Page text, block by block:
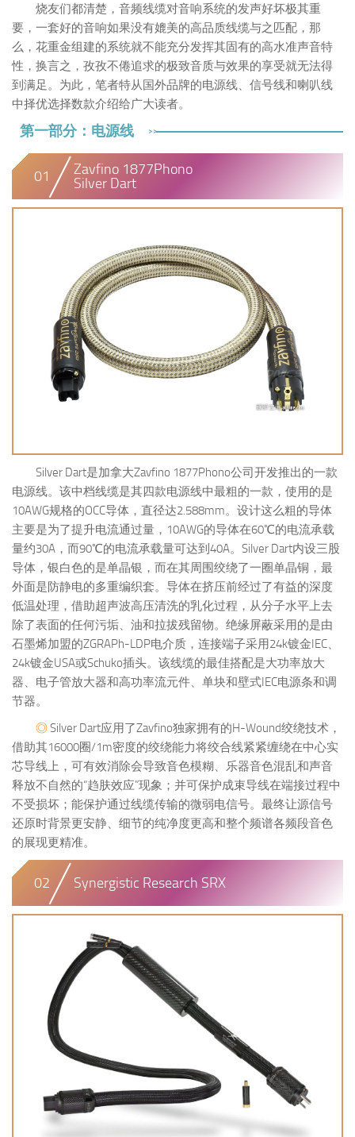
烧友们都清楚，音频线缆对音响系统的发声好坏极其重
要，一套好的音响如果没有媲美的高品质线缆与之匹配，那
么，花重金组建的系统就不能充分发挥其固有的高水准声音特
性，换言之，孜孜不倦追求的极致音质与效果的享受就无法得
到满足。为此，笔者特从国外品牌的电源线、信号线和喇叭线
中择优选择数款介绍给广大读者。
第一部分：电源线 >>
01
Zavfino 1877Phono
Silver Dart
Silver Dart是加拿大Zavfino 1877Phono公司开发推出的一款
电源线。该中档线缆是其四款电源线中最粗的一款，使用的是
10AWG规格的OCC导体，直径达2.588mm。设计这么粗的导体
主要是为了提升电流通过量，10AWG的导体在60℃的电流承载
量约30A，而90℃的电流承载量可达到40A。Silver Dart内设三股
导体，银白色的是单晶银，而在其周围绞绕了一圈单晶铜，最
外面是防静电的多重编织套。导体在挤压前经过了有益的深度
低温处理，借助超声波高压清洗的乳化过程，从分子水平上去
除了表面的任何污垢、油和拉拔残留物。绝缘屏蔽采用的是由
石墨烯加盟的ZGRAPh-LDP电介质，连接端子采用24k镀金IEC、
24k镀金USA或Schuko插头。该线缆的最佳搭配是大功率放大
器、电子管放大器和高功率流元件、单块和壁式IEC电源条和调
节器。
◎Silver Dart应用了Zavfino独家拥有的H-Wound绞绕技术，
借助其16000圈/1m密度的绞绕能力将绞合线紧紧缠绕在中心实
芯导线上，可有效消除会导致音色模糊、乐器音色混乱和声音
释放不自然的“趋肤效应”现象；并可保护成束导线在端接过程中
不受损坏；能保护通过线缆传输的微弱电信号。最终让源信号
还原时背景更安静、细节的纯净度更高和整个频谱各频段音色
的展现更精准。
02 Synergistic Research SRX